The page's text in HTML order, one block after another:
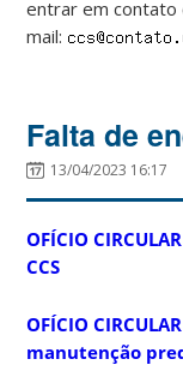
entrar em contato
mail:
Falta de
13/04/2023 16:17
OFÍCIO
CCS
OFÍCIO
manutenção